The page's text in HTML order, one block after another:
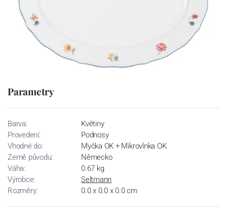
Parametry
Barva:
Květiny
Provedení:
Podnosy
Vhodné do:
Myčka OK + Mikrovlnka OK
Země původu:
Německo
Váha:
0.67 kg
Výrobce:
Seltmann
Rozměry:
0.0 x 0.0 x 0.0 cm